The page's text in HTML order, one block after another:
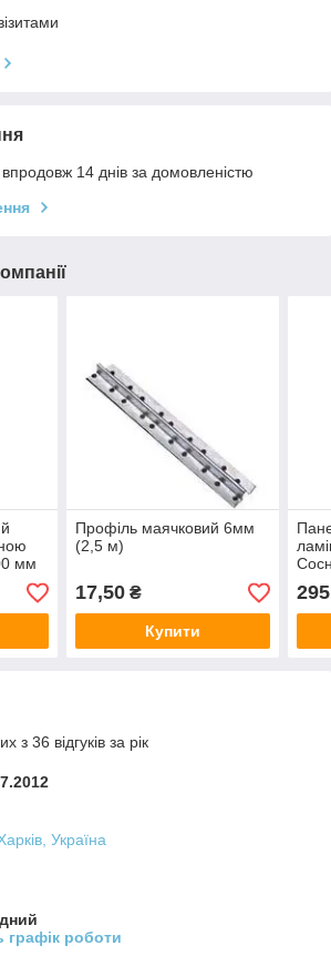
14 днів за домовленістю
мм
Профіль маячковий 6мм
(2,5 м)
17,50₴
Купити
з 36 відгуків за рік
Україна
графік роботи